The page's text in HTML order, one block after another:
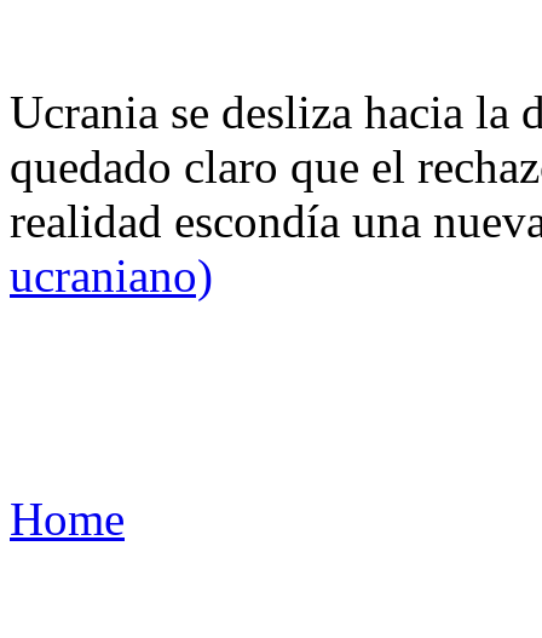
Ucrania se desliza hacia
quedado claro que el
realidad escondía una
ucraniano)
Home